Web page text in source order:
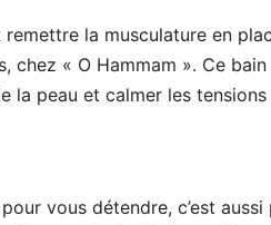
la musculature en
chez « O Hammam ». Ce
la peau et calmer les tensions
vous détendre, c’est